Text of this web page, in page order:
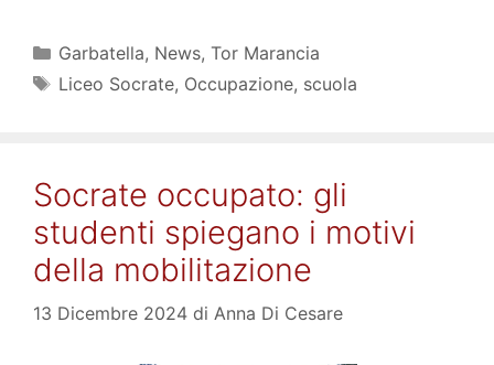
Categorie
Garbatella, News, Tor Marancia
Tag
Liceo Socrate, Occupazione, scuola
Socrate occupato: gli
studenti spiegano i motivi
della mobilitazione
13 Dicembre 2024 di Anna Di Cesare